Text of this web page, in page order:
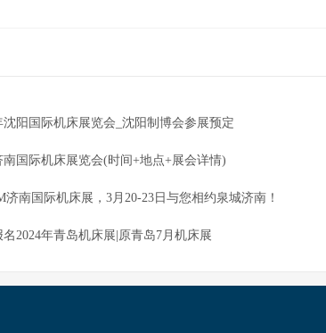
沈阳国际机床展览会_沈阳制博会参展预定
南国际机床展览会(时间+地点+展会详情)
济南国际机床展，​3月20-23日与您相约泉城济南！
名2024年青岛机床展|原青岛7月机床展